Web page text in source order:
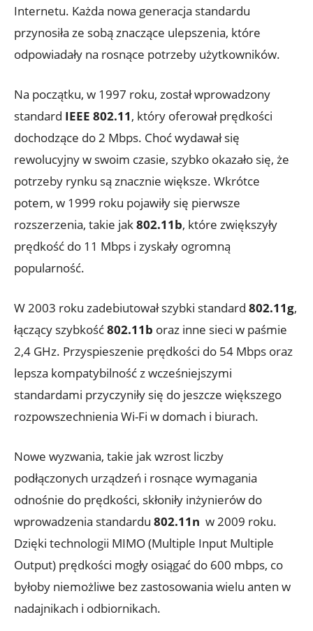
Internetu. ‌Każda​ nowa generacja standardu
przynosiła ze sobą⁣ znaczące‌ ulepszenia, ⁣które
‌odpowiadały‌ na ‌rosnące potrzeby użytkowników.
Na ⁣początku,⁤ w 1997 ⁤roku, został wprowadzony
standard‌ IEEE⁤ 802.11, który​ oferował prędkości
⁣dochodzące do 2 Mbps. Choć⁢ wydawał się ​
rewolucyjny ​w⁣ swoim‍ czasie, szybko okazało się, że
potrzeby rynku są znacznie większe. Wkrótce
potem, ⁣w 1999 ‍roku pojawiły się ‍pierwsze
rozszerzenia,‌ takie jak‍802.11b, które zwiększyły
prędkość do⁤ 11 Mbps i zyskały ogromną
popularność.
W 2003 ⁣roku zadebiutował szybki standard⁣ 802.11g,
łączący szybkość802.11b ​oraz inne ‍sieci w paśmie⁢
2,4 GHz. Przyspieszenie prędkości​ do 54 Mbps⁤ oraz
⁢lepsza ​kompatybilność ‌z wcześniejszymi
standardami przyczyniły się do jeszcze większego
rozpowszechnienia Wi-Fi w domach i biurach.
Nowe ​wyzwania, takie jak wzrost liczby
podłączonych urządzeń i ‌rosnące‌ wymagania
odnośnie do prędkości, skłoniły inżynierów ‌do
wprowadzenia standardu 802.11n ‍ w⁤ 2009‌ roku.
‍Dzięki ⁤technologii MIMO (Multiple​ Input Multiple
⁤Output)⁤ prędkości mogły⁤ osiągać ‌do 600 mbps, co ​
byłoby niemożliwe bez zastosowania wielu anten w
nadajnikach i⁢ odbiornikach.